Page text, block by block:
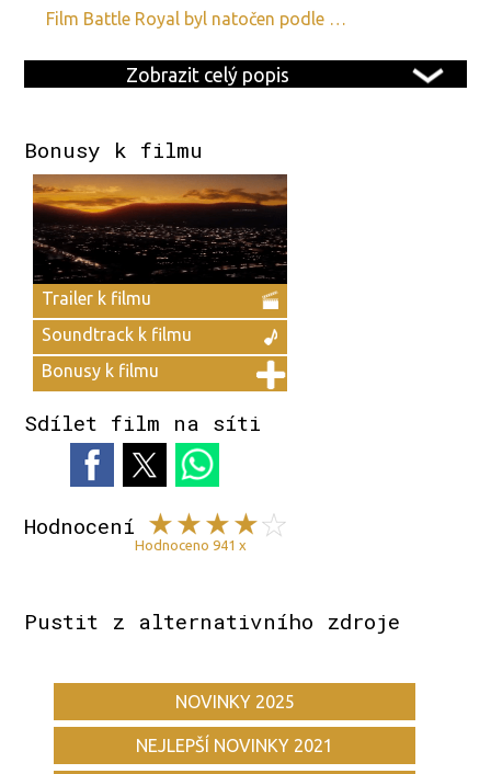
film Battle Royal byl natočen podle …
Zobrazit celý popis
Bonusy k filmu
Trailer k filmu
Soundtrack k filmu
Bonusy k filmu
Sdílet film na síti
Hodnocení
Hodnoceno 941 x
Pustit z alternativního zdroje
NOVINKY 2025
NEJLEPŠÍ NOVINKY 2021